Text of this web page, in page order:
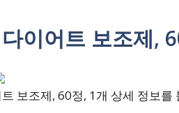
이어트 보조제,
보조제, 60정, 1개 상세 정보를